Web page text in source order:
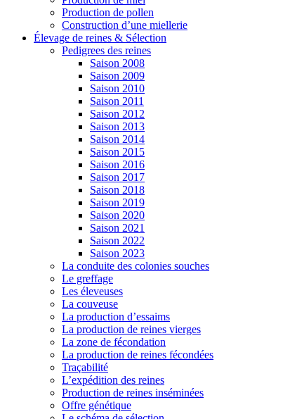
Production de pollen
Construction d’une miellerie
Élevage de reines & Sélection
Pedigrees des reines
Saison 2008
Saison 2009
Saison 2010
Saison 2011
Saison 2012
Saison 2013
Saison 2014
Saison 2015
Saison 2016
Saison 2017
Saison 2018
Saison 2019
Saison 2020
Saison 2021
Saison 2022
Saison 2023
La conduite des colonies souches
Le greffage
Les éleveuses
La couveuse
La production d’essaims
La production de reines vierges
La zone de fécondation
La production de reines fécondées
Traçabilité
L’expédition des reines
Production de reines inséminées
Offre génétique